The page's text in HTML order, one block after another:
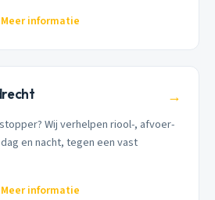
Meer informatie
→
Wij verhelpen riool-, afvoer-
en nacht, tegen een vast
Meer informatie